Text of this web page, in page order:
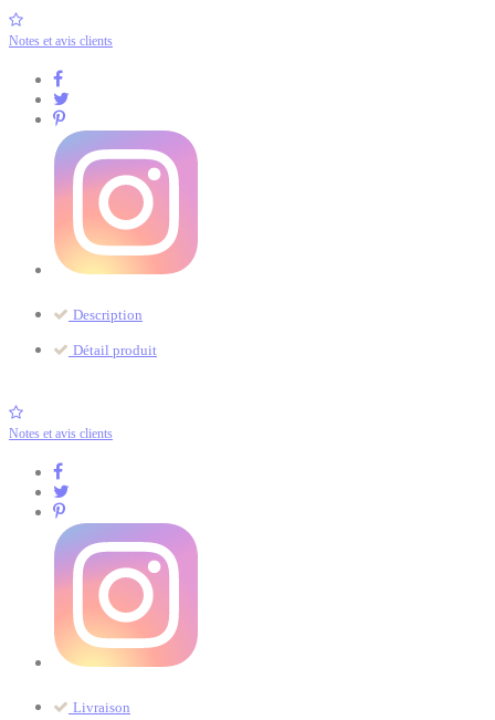
Notes et avis clients
Description
Détail produit
Notes et avis clients
Livraison